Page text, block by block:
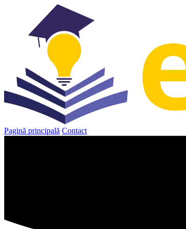
Pagină principală Contact